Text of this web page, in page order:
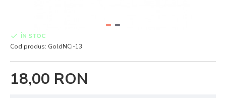
18,00 RON
ÎN STOC
Cod produs: GoldNCi-13